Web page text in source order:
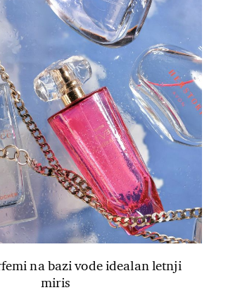
na bazi vode idealan letnji
miris